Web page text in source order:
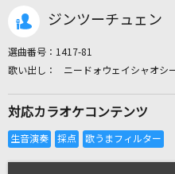
全国
ジンツーチュェン
選曲番号： 1417-81
ニードォウェイシャオシ
対応カラオケコンテンツ